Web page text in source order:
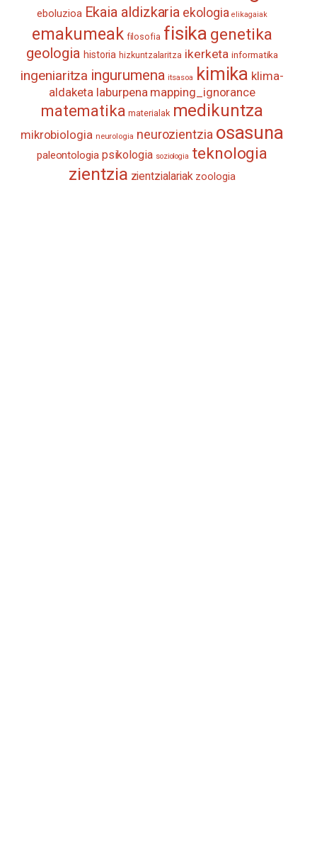
eboluzioa Ekaia aldizkaria ekologia elikagaiak
emakumeak filosofia fisika genetika
geologia historia hizkuntzalaritza ikerketa informatika
ingeniaritza ingurumena itsasoa kimika klima-
aldaketa laburpena mapping_ignorance
matematika materialak medikuntza
mikrobiologia neurologia neurozientzia osasuna
paleontologia psikologia soziologia teknologia
zientzia zientzialariak zoologia